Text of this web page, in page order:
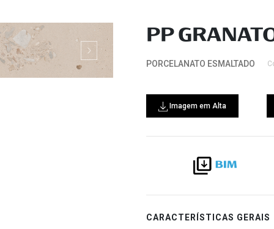
PP
PORCELANATO ESMALTADO
Imagem em Alta
CARACTERÍSTICAS GERAIS